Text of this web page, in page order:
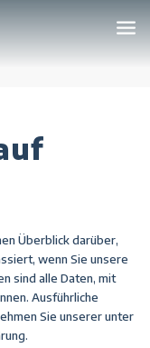
Überblick darüber,
wenn Sie unsere
sind alle Daten, mit
Ausführliche
Sie unserer unter